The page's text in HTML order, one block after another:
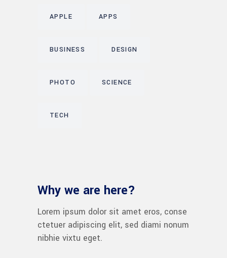
APPLE APPS
BUSINESS DESIGN
PHOTO SCIENCE
TECH
Why we are here?
Lorem ipsum dolor sit amet eros, conse
ctetuer adipiscing elit, sed diami nonum
nibhie vixtu eget.